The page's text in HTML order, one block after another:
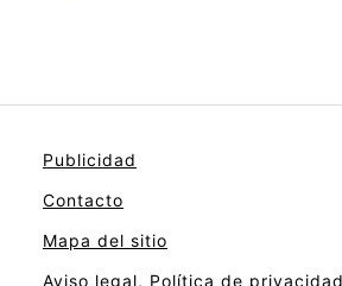
Publicidad
Contacto
Mapa del sitio
Aviso legal, Política de